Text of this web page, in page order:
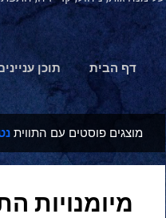
דף הבית תוכן
ש
מוצגים פוסטים עם התווית
מיומנויות